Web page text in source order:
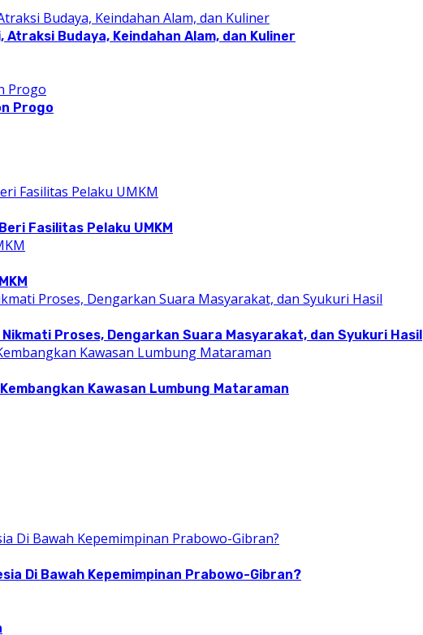
Budaya, Keindahan Alam, dan Kuliner
Progo
Fasilitas Pelaku UMKM
Proses, Dengarkan Suara Masyarakat, dan Syukuri Hasil
Kawasan Lumbung Mataraman
Di Bawah Kepemimpinan Prabowo-Gibran?